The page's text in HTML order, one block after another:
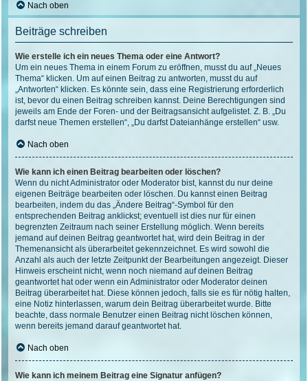
Nach oben
Beiträge schreiben
Wie erstelle ich ein neues Thema oder eine Antwort?
Um ein neues Thema in einem Forum zu eröffnen, musst du auf „Neues
Thema“ klicken. Um auf einen Beitrag zu antworten, musst du auf
„Antworten“ klicken. Es könnte sein, dass eine Registrierung erforderlich
ist, bevor du einen Beitrag schreiben kannst. Deine Berechtigungen sind
jeweils am Ende der Foren- und der Beitragsansicht aufgelistet. Z. B. „Du
darfst neue Themen erstellen“, „Du darfst Dateianhänge erstellen“ usw.
Nach oben
Wie kann ich einen Beitrag bearbeiten oder löschen?
Wenn du nicht Administrator oder Moderator bist, kannst du nur deine
eigenen Beiträge bearbeiten oder löschen. Du kannst einen Beitrag
bearbeiten, indem du das „Ändere Beitrag“-Symbol für den
entsprechenden Beitrag anklickst; eventuell ist dies nur für einen
begrenzten Zeitraum nach seiner Erstellung möglich. Wenn bereits
jemand auf deinen Beitrag geantwortet hat, wird dein Beitrag in der
Themenansicht als überarbeitet gekennzeichnet. Es wird sowohl die
Anzahl als auch der letzte Zeitpunkt der Bearbeitungen angezeigt. Dieser
Hinweis erscheint nicht, wenn noch niemand auf deinen Beitrag
geantwortet hat oder wenn ein Administrator oder Moderator deinen
Beitrag überarbeitet hat. Diese können jedoch, falls sie es für nötig halten,
eine Notiz hinterlassen, warum dein Beitrag überarbeitet wurde. Bitte
beachte, dass normale Benutzer einen Beitrag nicht löschen können,
wenn bereits jemand darauf geantwortet hat.
Nach oben
Wie kann ich meinem Beitrag eine Signatur anfügen?